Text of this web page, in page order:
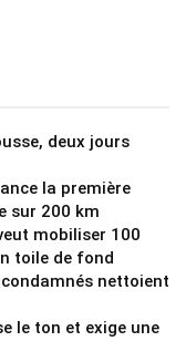
deux jours
la première
sur 200 km
mobiliser 100
toile de fond
nettoient
le ton et exige une